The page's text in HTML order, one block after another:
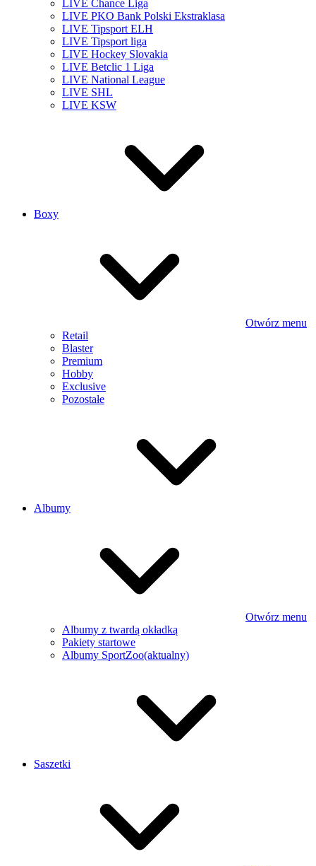
LIVE Chance Liga
LIVE PKO Bank Polski Ekstraklasa
LIVE Tipsport ELH
LIVE Tipsport liga
LIVE Hockey Slovakia
LIVE Betclic 1 Liga
LIVE National League
LIVE SHL
LIVE KSW
Boxy
Otwórz menu
Retail
Blaster
Premium
Hobby
Exclusive
Pozostałe
Albumy
Otwórz menu
Albumy z twardą okładką
Pakiety startowe
Albumy SportZoo(aktualny)
Saszetki